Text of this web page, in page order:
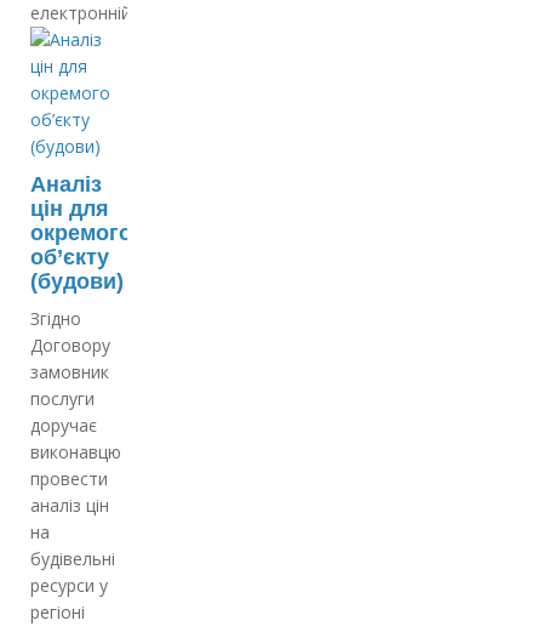
електронній…
Аналіз
цін для
окремого
об’єкту
(будови)
Згідно
Договору
замовник
послуги
доручає
виконавцю
провести
аналіз цін
на
будівельні
ресурси у
регіоні